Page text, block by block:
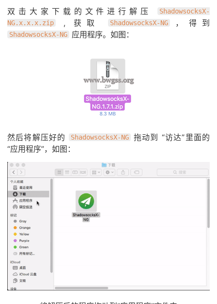
双击大家下载的文件进行解压
ShadowsocksX-
NG.x.x.x.zip
, 获取 ShadowsocksX-NG ，得到
ShadowsocksX-NG 应用程序。如图：
然后将解压好的 ShadowsocksX-NG
拖动到 “访达”里面的
“应用程序”，如图：